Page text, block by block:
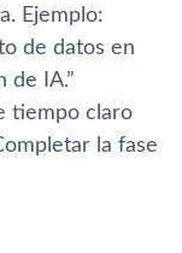
Ejemplo:
de datos en
de IA.”
tiempo claro
la fase